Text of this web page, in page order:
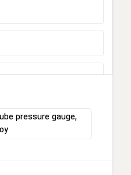
pressure gauge,